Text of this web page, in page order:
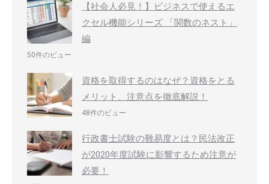
【社会人必見！】ビジネスで使えるエ
クセル機能シリーズ 「関数のネスト」
編
50件のビュー
資格を取得するのはなぜ？資格をとる
メリット、注意点を徹底解説！
48件のビュー
行政書士試験の難易度とは？民法改正
が2020年度試験に影響するため注意が
必要！